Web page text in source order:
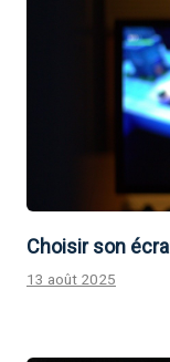
Choisir son
13 août 2025